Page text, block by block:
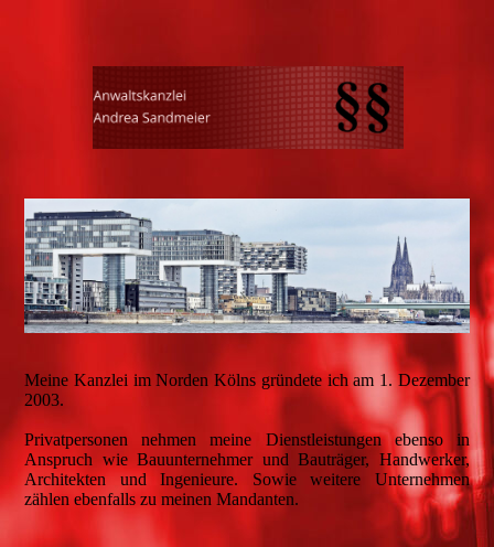
Meine Kanzlei im Norden Kölns gründete ich am 1. Dezember
2003.
Privatpersonen nehmen meine Dienstleistungen ebenso in
Anspruch wie Bauunternehmer und Bauträger, Handwerker,
Architekten und Ingenieure. Sowie weitere Unternehmen
zählen ebenfalls zu meinen Mandanten.